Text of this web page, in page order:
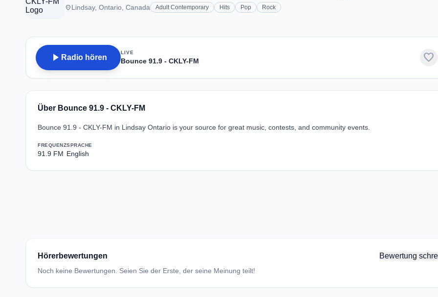
placeLindsay, Ontario, Canada Adult Contemporary Hits Pop Rock
play_arrow Radio hören
LIVE
Bounce 91.9 - CKLY-FM favorite
Über Bounce 91.9 - CKLY-FM
Bounce 91.9 - CKLY-FM in Lindsay Ontario is your source for great music, contests, and community events.
FREQUENZ
91.9 FM
SPRACHE
English
Hörerbewertungen Bewertung
Noch keine Bewertungen. Seien Sie der Erste, der seine Meinung teilt!